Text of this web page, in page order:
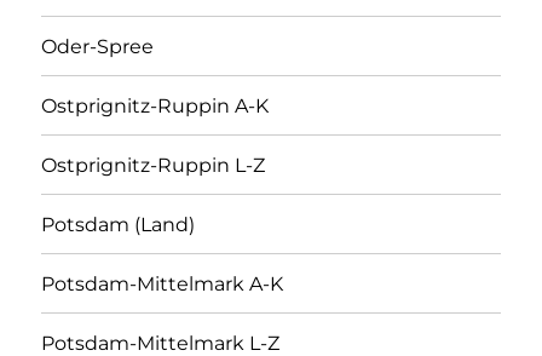
Oder-Spree
Ostprignitz-Ruppin A-K
Ostprignitz-Ruppin L-Z
Potsdam (Land)
Potsdam-Mittelmark A-K
Potsdam-Mittelmark L-Z